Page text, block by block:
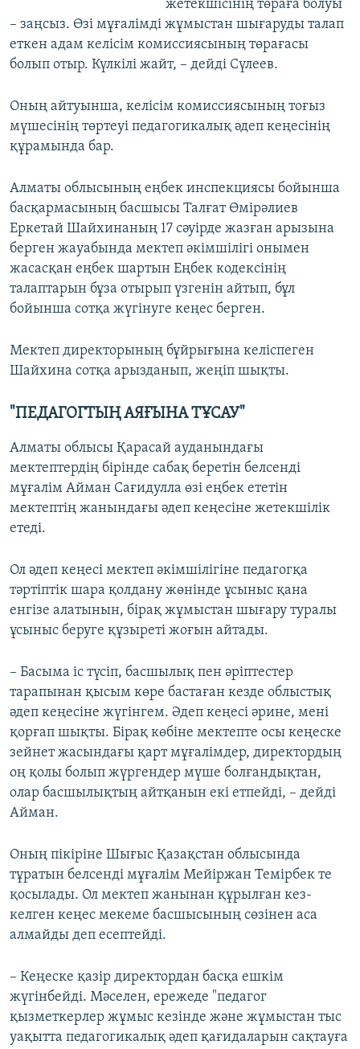
жетекшісінің төраға болуы
– заңсыз. Өзі мұғалімді жұмыстан шығаруды талап
еткен адам келісім комиссиясының төрағасы
болып отыр. Күлкілі жайт, – дейді Сүлеев.
Оның айтуынша, келісім комиссиясының тоғыз
мүшесінің төртеуі педагогикалық әдеп кеңесінің
құрамында бар.
Алматы облысының еңбек инспекциясы бойынша
басқармасының басшысы Талғат Өмірәлиев
Еркетай Шайхинаның 17 сәуірде жазған арызына
берген жауабында мектеп әкімшілігі онымен
жасасқан еңбек шартын Еңбек кодексінің
талаптарын бұза отырып үзгенін айтып, бұл
бойынша сотқа жүгінуге кеңес берген.
Мектеп директорының бұйрығына келіспеген
Шайхина сотқа арызданып, жеңіп шықты.
"ПЕДАГОГТЫҢ АЯҒЫНА ТҰСАУ"
Алматы облысы Қарасай ауданындағы
мектептердің бірінде сабақ беретін белсенді
мұғалім Айман Сағидулла өзі еңбек ететін
мектептің жанындағы әдеп кеңесіне жетекшілік
етеді.
Ол әдеп кеңесі мектеп әкімшілігіне педагогқа
тәртіптік шара қолдану жөнінде ұсыныс қана
енгізе алатынын, бірақ жұмыстан шығару туралы
ұсыныс беруге құзыреті жоғын айтады.
– Басыма іс түсіп, басшылық пен әріптестер
тарапынан қысым көре бастаған кезде облыстық
әдеп кеңесіне жүгінгем. Әдеп кеңесі әрине, мені
қорғап шықты. Бірақ көбіне мектепте осы кеңеске
зейнет жасындағы қарт мұғалімдер, директордың
оң қолы болып жүргендер мүше болғандықтан,
олар басшылықтың айтқанын екі етпейді, – дейді
Айман.
Оның пікіріне Шығыс Қазақстан облысында
тұратын белсенді мұғалім Мейіржан Темірбек те
қосылады. Ол мектеп жанынан құрылған кез-
келген кеңес мекеме басшысының сөзінен аса
алмайды деп есептейді.
– Кеңеске қазір директордан басқа ешкім
жүгінбейді. Мәселен, ережеде "педагог
қызметкерлер жұмыс кезінде және жұмыстан тыс
уақытта педагогикалық әдеп қағидаларын сақтауға